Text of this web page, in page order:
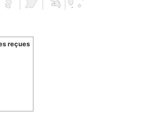
reçues